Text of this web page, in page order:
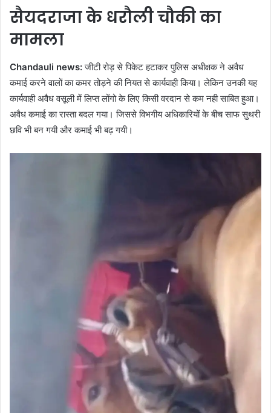
सैयदराजा के धरौली चौकी का
मामला
Chandauli news:जीटी रोड़ से पिकेट हटाकर पुलिस अधीक्षक ने अवैध
कमाई करने वालों का कमर तोड़ने की नियत से कार्यवाही किया। लेकिन उनकी यह
कार्यवाही अवैध वसूली में लिप्त लोंगो के लिए किसी वरदान से कम नही साबित हुआ।
अवैध कमाई का रास्ता बदल गया। जिससे विभगीय अधिकारियों के बीच साफ सुथरी
छवि भी बन गयी और कमाई भी बढ़ गयी।